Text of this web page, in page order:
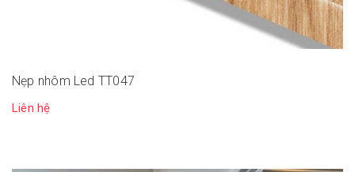
Nẹp nhôm Led TT047
Liên hệ